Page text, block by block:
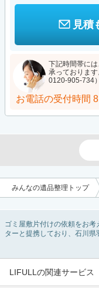
見積
下記時間帯に
承っておりま
0120-905-734）
お電話の受付時間
みんなの遺品整理トップ
ゴミ屋敷片付けの依頼をお
ターと提携しており、石川
しています。汚部屋の片付
条件を利用し検索してみま
掃除するのが難しい、認知
LIFULLの関連サービス